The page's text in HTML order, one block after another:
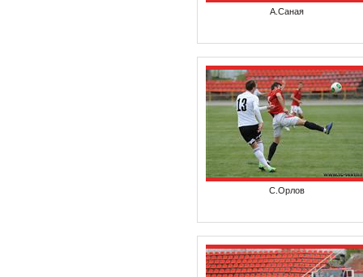
А.Саная
С.Орлов